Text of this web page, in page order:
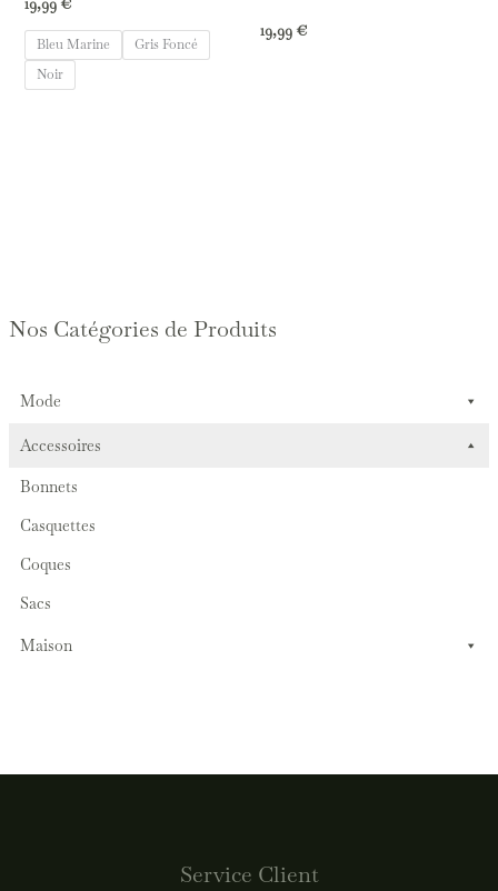
Nos Catégories de Produits
Mode
Accessoires
Bonnets
Casquettes
Coques
Sacs
Maison
19,99 €
Bleu Marine
Gris Foncé
Noir
19,99 €
Service Client